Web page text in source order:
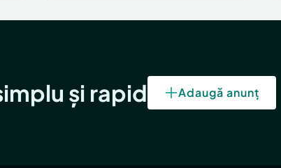
și rapid Adaugă anunț